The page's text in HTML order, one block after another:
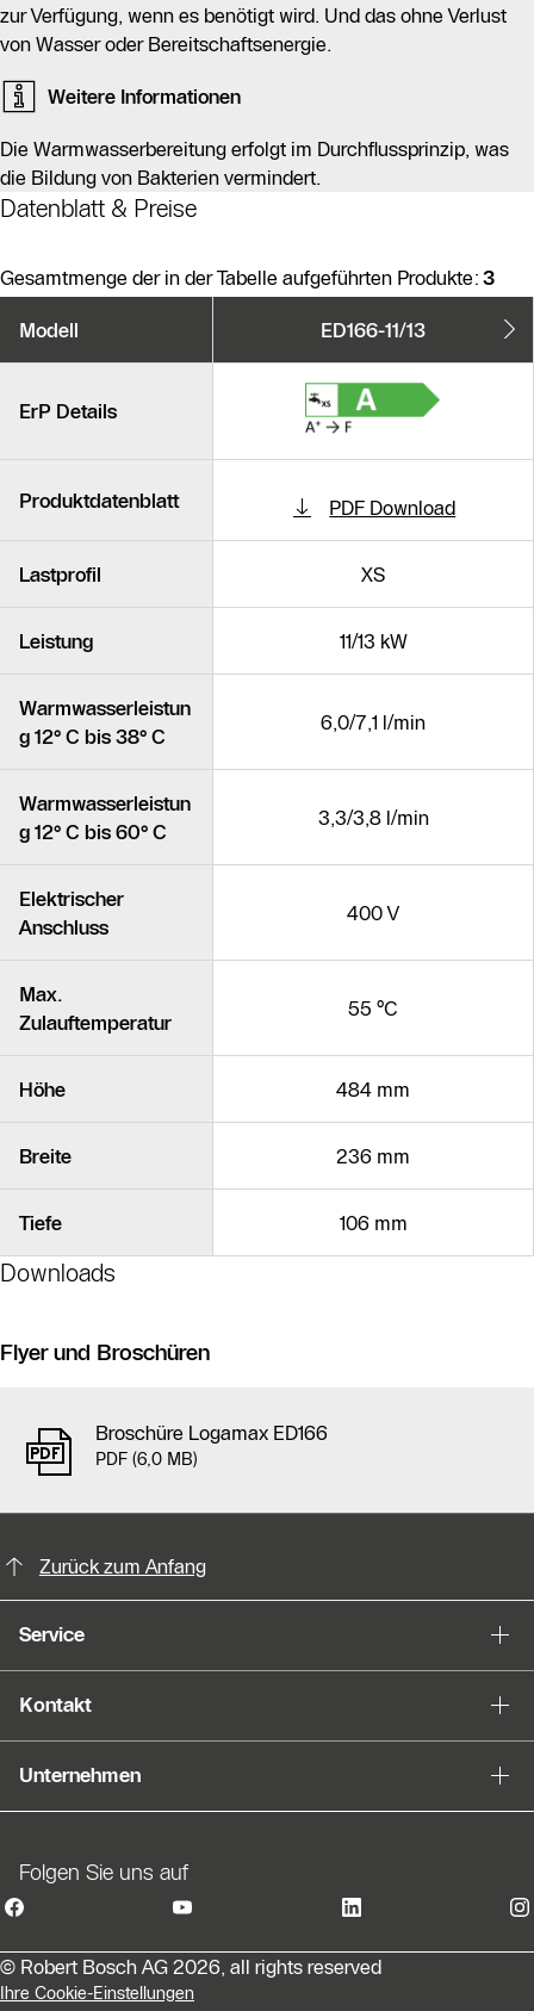
zur Verfügung, wenn es benötigt wird. Und das ohne Verlust
von Wasser oder Bereitschaftsenergie.
Weitere Informationen
Die Warmwasserbereitung erfolgt im Durchflussprinzip, was
die Bildung von Bakterien vermindert.
Datenblatt & Preise
Gesamtmenge der in der Tabelle aufgeführten Produkte: 3
Modell ED166-11/13
ErP Details
Produktdatenblatt PDF Download
Lastprofil XS
Leistung 11/13 kW
Warmwasserleistun
g 12° C bis 38° C
6,0/7,1 l/min
Warmwasserleistun
g 12° C bis 60° C
3,3/3,8 l/min
Elektrischer
Anschluss
400 V
Max.
Zulauftemperatur
55 °C
Höhe 484 mm
Breite 236 mm
Tiefe 106 mm
Downloads
Flyer und Broschüren
Broschüre Logamax ED166
PDF (6,0 MB)
Slider Bildergalerie
Zurück zum Anfang
Service
Kontakt
Unternehmen
Folgen Sie uns auf
© Robert Bosch AG 2026, all rights reserved
Ihre Cookie-Einstellungen